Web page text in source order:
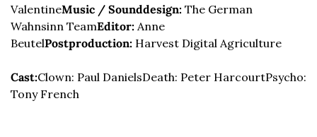
ValentineMusic / Sounddesign: The German
Wahnsinn TeamEditor: Anne
BeutelPostproduction: Harvest Digital Agriculture
Cast:Clown: Paul DanielsDeath: Peter HarcourtPsycho:
Tony French